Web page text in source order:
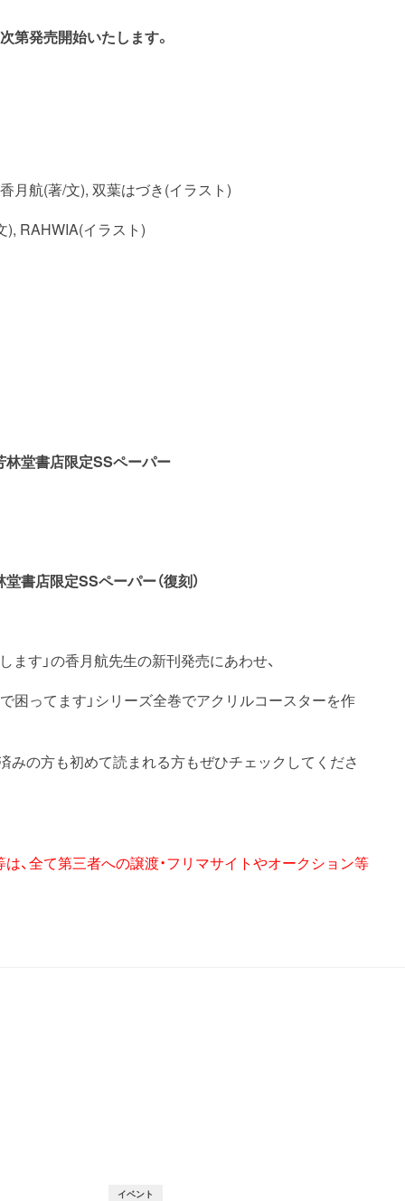
発売開始いたします。
月航(著/文), 双葉はづき(イラスト)
), RAHWIA(イラスト)
堂書店限定SSペーパー
店限定SSペーパー（復刻）
す」の香月航先生の新刊発売にあわせ、
困ってます」シリーズ全巻でアクリルコースターを作
みの方も初めて読まれる方もぜひチェックしてくださ
は、全て第三者への譲渡・フリマサイトやオークション等
イベント